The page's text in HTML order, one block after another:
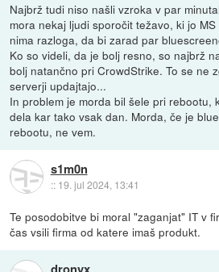
Najbrž tudi niso našli vzroka v par
mora nekaj ljudi sporočit težavo, ki jo
nima razloga, da bi zarad par
Ko so videli, da je bolj resno, so najbrž
bolj natančno pri CrowdStrike. To se ne
serverji updajtajo...
In problem je morda bil šele pri rebootu,
dela kar tako vsak dan. Morda, če je
rebootu, ne vem.
s1m0n
:: 19. jul 2024, 13:41
Te posodobitve bi moral "zaganjat" IT v
čas vsili firma od katere imaš produkt.